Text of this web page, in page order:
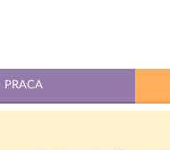
PRACA